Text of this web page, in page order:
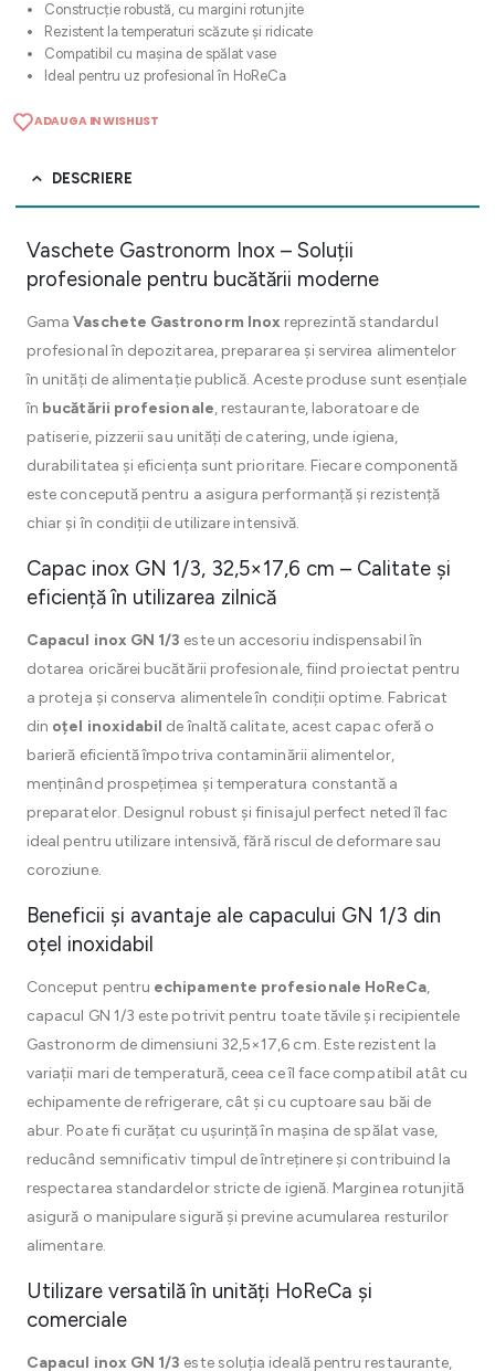
Construcție robustă, cu margini rotunjite
Rezistent la temperaturi scăzute și ridicate
Compatibil cu mașina de spălat vase
Ideal pentru uz profesional în HoReCa
ADAUGA IN WISHLIST
DESCRIERE
Vaschete Gastronorm Inox – Soluții
profesionale pentru bucătării moderne
GamaVaschete Gastronorm Inox reprezintă standardul
profesional în depozitarea, prepararea și servirea alimentelor
în unități de alimentație publică. Aceste produse sunt esențiale
în bucătării profesionale, restaurante, laboratoare de
patiserie, pizzerii sau unități de catering, unde igiena,
durabilitatea și eficiența sunt prioritare. Fiecare componentă
este concepută pentru a asigura performanță și rezistență
chiar și în condiții de utilizare intensivă.
Capac inox GN 1/3, 32,5×17,6 cm – Calitate și
eficiență în utilizarea zilnică
Capacul inox GN 1/3 este un accesoriu indispensabil în
dotarea oricărei bucătării profesionale, fiind proiectat pentru
a proteja și conserva alimentele în condiții optime. Fabricat
din oțel inoxidabil de înaltă calitate, acest capac oferă o
barieră eficientă împotriva contaminării alimentelor,
menținând prospețimea și temperatura constantă a
preparatelor. Designul robust și finisajul perfect neted îl fac
ideal pentru utilizare intensivă, fără riscul de deformare sau
coroziune.
Beneficii și avantaje ale capacului GN 1/3 din
oțel inoxidabil
Conceput pentru echipamente profesionale HoReCa,
capacul GN 1/3 este potrivit pentru toate tăvile și recipientele
Gastronorm de dimensiuni 32,5×17,6 cm. Este rezistent la
variații mari de temperatură, ceea ce îl face compatibil atât cu
echipamente de refrigerare, cât și cu cuptoare sau băi de
abur. Poate fi curățat cu ușurință în mașina de spălat vase,
reducând semnificativ timpul de întreținere și contribuind la
respectarea standardelor stricte de igienă. Marginea rotunjită
asigură o manipulare sigură și previne acumularea resturilor
alimentare.
Utilizare versatilă în unități HoReCa și
comerciale
Capacul inox GN 1/3 este soluția ideală pentru restaurante,